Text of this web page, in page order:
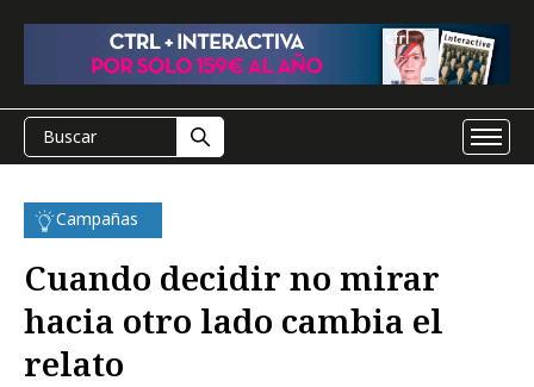
Campañas
Cuando decidir no mirar
hacia otro lado cambia el
relato